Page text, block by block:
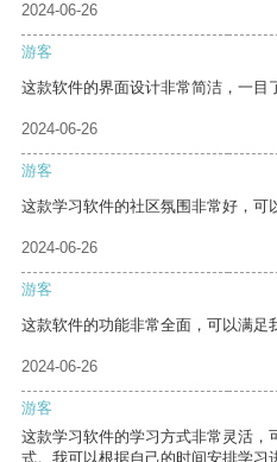
2024-06-26
游客
这款软件的界面设计非常简洁，一目
2024-06-26
游客
这款学习软件的社区氛围非常好，可
2024-06-26
游客
这款软件的功能非常全面，可以满足
2024-06-26
游客
这款学习软件的学习方式非常灵活，
式。我可以根据自己的时间安排学习